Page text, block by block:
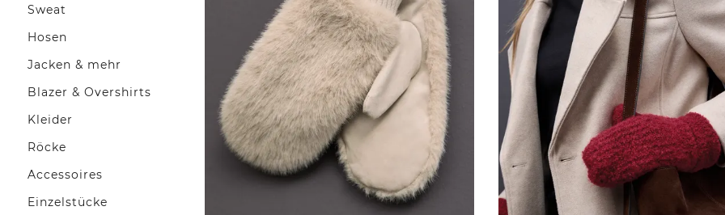
Sweat
Hosen
Jacken & mehr
Blazer & Overshirts
Kleider
Röcke
Accessoires
Einzelstücke